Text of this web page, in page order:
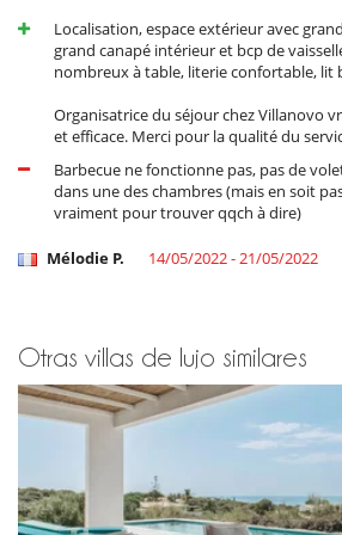
Para su comodidad y agrado
Aire acondicionado
Aire acondicionado sólo en las habitaciones
Secador
Terraza
Localisation, espace extérieur avec
grand canapé intérieur et bcp de
nombreux à table, literie confortable, lit
Organisatrice du séjour chez Villanovo
et efficace. Merci pour la qualité du
Barbecue ne fonctionne pas, pas de
dans une des chambres (mais en soit
vraiment pour trouver qqch à dire)
Mélodie P. 14/05/2022 - 21/05/2022
Otras villas de lujo similares